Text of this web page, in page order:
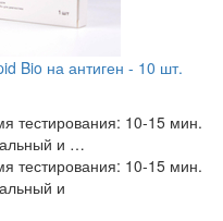
Bio на антиген - 10 шт.
тестирования: 10-15 мин.
и …
тестирования: 10-15 мин.
и